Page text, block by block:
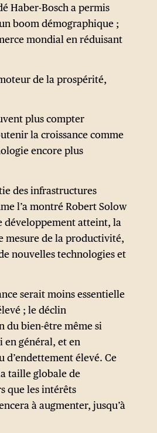
Haber-Bosch a permis
boom démographique ;
mondial en réduisant
de la prospérité,
plus compter
la croissance comme
encore plus
des infrastructures
l’a montré Robert Solow
développement atteint, la
mesure de la productivité,
nouvelles technologies et
serait moins essentielle
; le déclin
du bien-être même si
en général, et en
élevé. Ce
taille globale de
que les intérêts
à augmenter, jusqu’à